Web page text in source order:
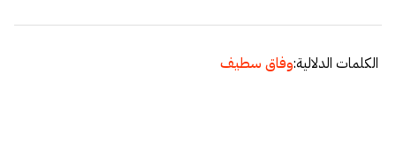
الكلمات الدلالية:وفاق سطيف